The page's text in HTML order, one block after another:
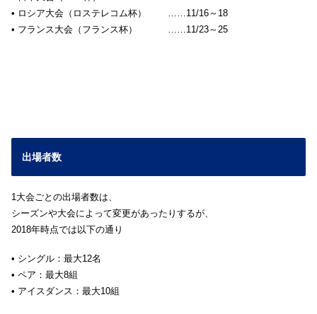
• ロシア大会（ロステレコム杯） ……11/16～18
• フランス大会（フランス杯） ……11/23～25
出場者数
1大会ごとの出場者数は、
シーズンや大会によって変更があったりするが、
2018年時点では以下の通り
• シングル：最大12名
• ペア：最大8組
• アイスダンス：最大10組